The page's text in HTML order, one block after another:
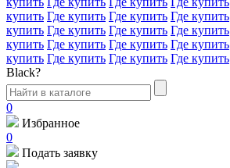
купить Где купить Где купить Где купить
купить Где купить Где купить Где купить
купить Где купить Где купить Где купить
купить Где купить Где купить Где купить
Black?
0
Избранное
0
Подать заявку